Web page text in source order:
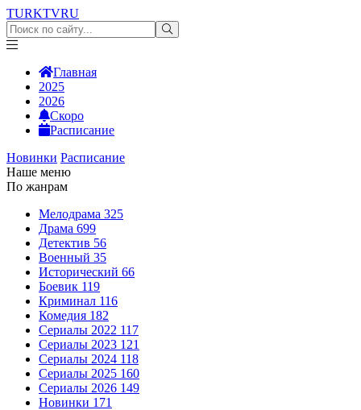
TURKTVRU
Главная
2025
2026
Скоро
Расписание
Новинки Расписание
Наше меню
По жанрам
Мелодрама 325
Драма 699
Детектив 56
Военный 35
Исторический 66
Боевик 119
Криминал 116
Комедия 182
Сериалы 2022 117
Сериалы 2023 121
Сериалы 2024 118
Сериалы 2025 160
Сериалы 2026 149
Новинки 171